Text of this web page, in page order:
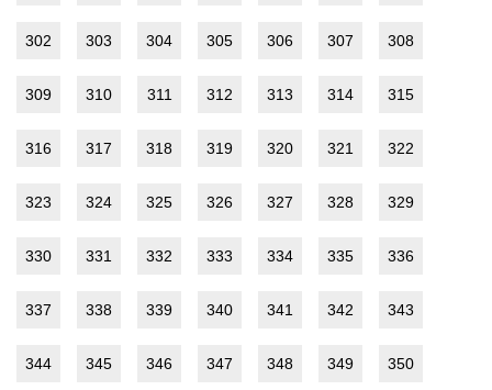
302 303 304 305 306 307 308
309 310 311 312 313 314 315
316 317 318 319 320 321 322
323 324 325 326 327 328 329
330 331 332 333 334 335 336
337 338 339 340 341 342 343
344 345 346 347 348 349 350